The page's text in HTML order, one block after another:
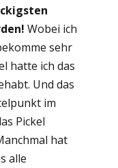
Wobei ich
sehr
hatte ich das
Und das
im
Pickel
hat
alle